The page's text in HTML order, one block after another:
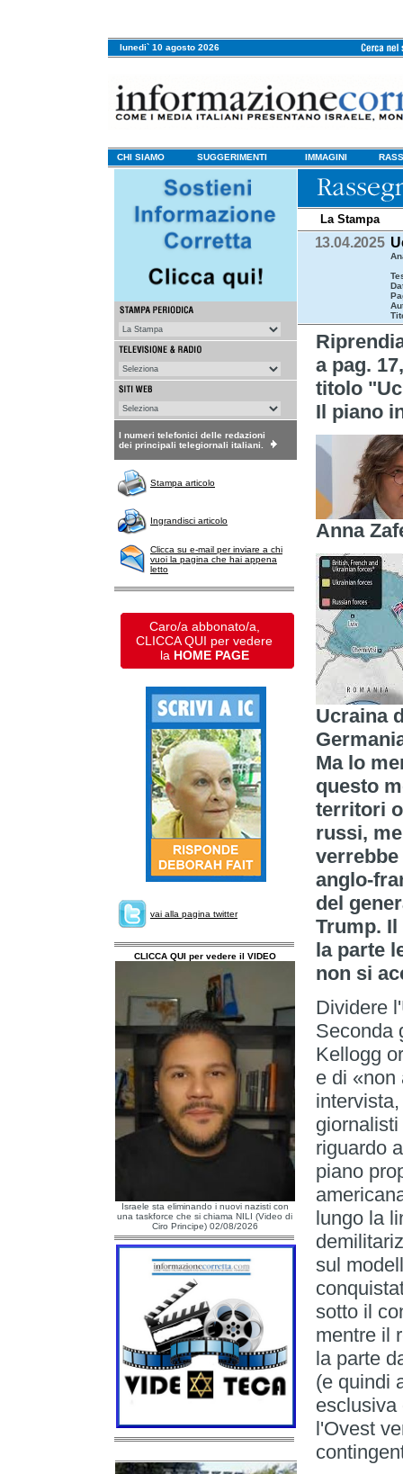
lunedi` 10 agosto 2026
CHI SIAMO SUGGERIMENTI IMMAGINI
I numeri telefonici delle redazioni
dei principali telegiornali italiani.
Stampa articolo
Ingrandisci articolo
Clicca su e-mail per inviare a chi
vuoi la pagina che hai appena
letto
Caro/a abbonato/a,
CLICCA QUI per vedere
la HOME PAGE
vai alla pagina twitter
CLICCA QUI per vedere il VIDEO
Israele sta eliminando i nuovi nazisti con
una taskforce che si chiama NILI (Video di
Ciro Principe) 02/08/2026
La Stampa
13.04.2025
a pag.
titolo
Il piano
Anna
Ucraina
Ma lo
questo
territori
russi,
anglo-
del
Trump.
la parte
non si
Dividere
Seconda
Kellogg
e di «non
riguardo
piano
lungo la
sul
sotto il
mentre il
la parte
(e quindi
esclusiva
l'Ovest